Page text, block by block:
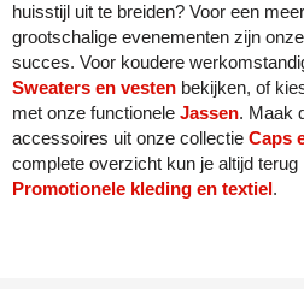
huisstijl uit te breiden? Voor een
grootschalige evenementen zijn onze
succes. Voor koudere
Sweaters en vestenbekijken, of
met onze functionele Jassen. Maak
accessoires uit onze collectie Caps
complete overzicht kun je altijd terug
Promotionele kleding en textiel.